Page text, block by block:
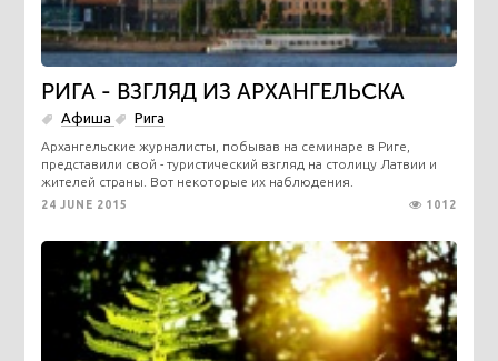
РИГА - ВЗГЛЯД ИЗ АРХАНГЕЛЬСКА
Афиша Рига
Архангельские журналисты, побывав на семинаре в Риге,
представили свой - туристический взгляд на столицу Латвии и
жителей страны. Вот некоторые их наблюдения.
24 JUNE 2015 1012